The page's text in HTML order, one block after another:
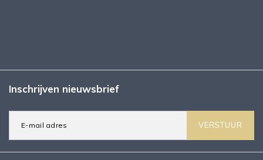
Inschrijven nieuwsbrief
VERSTUUR